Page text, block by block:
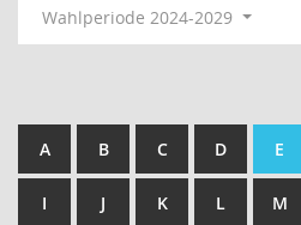
Wahlperiode 2024-2029
A B C D E
I J K L M